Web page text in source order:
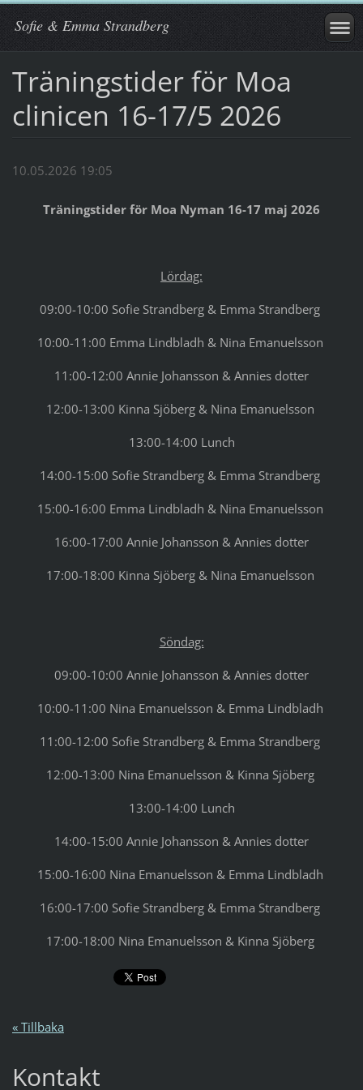
Sofie & Emma Strandberg
Träningstider för Moa
clinicen 16-17/5 2026
10.05.2026 19:05
Träningstider för Moa Nyman 16-17 maj 2026
Lördag:
09:00-10:00 Sofie Strandberg & Emma Strandberg
10:00-11:00 Emma Lindbladh & Nina Emanuelsson
11:00-12:00 Annie Johansson & Annies dotter
12:00-13:00 Kinna Sjöberg & Nina Emanuelsson
13:00-14:00 Lunch
14:00-15:00 Sofie Strandberg & Emma Strandberg
15:00-16:00 Emma Lindbladh & Nina Emanuelsson
16:00-17:00 Annie Johansson & Annies dotter
17:00-18:00 Kinna Sjöberg & Nina Emanuelsson
Söndag:
09:00-10:00 Annie Johansson & Annies dotter
10:00-11:00 Nina Emanuelsson & Emma Lindbladh
11:00-12:00 Sofie Strandberg & Emma Strandberg
12:00-13:00 Nina Emanuelsson & Kinna Sjöberg
13:00-14:00 Lunch
14:00-15:00 Annie Johansson & Annies dotter
15:00-16:00 Nina Emanuelsson & Emma Lindbladh
16:00-17:00 Sofie Strandberg & Emma Strandberg
17:00-18:00 Nina Emanuelsson & Kinna Sjöberg
« Tillbaka
Kontakt